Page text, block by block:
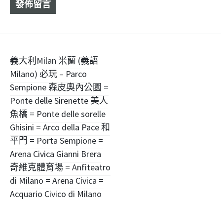
文
章
導
覽
義大利Milan 米蘭 (義語
Milano) 必玩 – Parco
Sempione 森皮奧內公園 =
Ponte delle Sirenette 美人
魚橋 = Ponte delle sorelle
Ghisini = Arco della Pace 和
平門 = Porta Sempione =
Arena Civica Gianni Brera
奇維克體育場 = Anfiteatro
di Milano = Arena Civica =
Acquario Civico di Milano